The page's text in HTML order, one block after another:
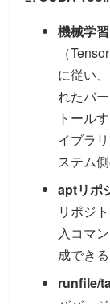
機械学
（
に従い
れたバ
トール
イブラ
ステム
aptリポ
リポジ
入コマ
成できる
runfile/